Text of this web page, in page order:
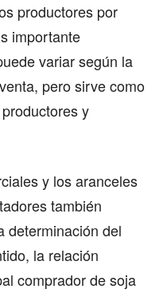
productores por
importante
variar según la
pero sirve como
y
y los aranceles
también
determinación del
la relación
comprador de soja